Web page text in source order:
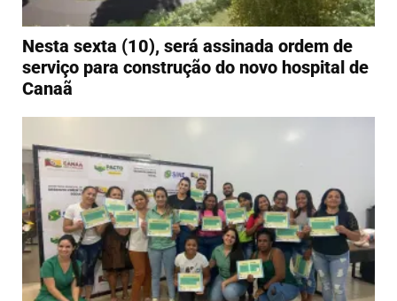
Nesta sexta (10), será assinada ordem de
serviço para construção do novo hospital de
Canaã